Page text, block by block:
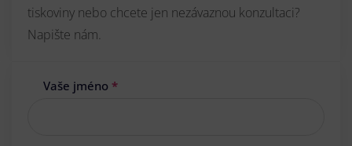
tiskoviny nebo chcete jen nezávaznou konzultaci?
Napište nám.
Vaše jméno *